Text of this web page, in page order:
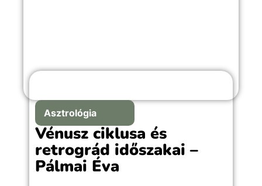
Asztrológia
Vénusz ciklusa és
retrográd időszakai –
Pálmai Éva